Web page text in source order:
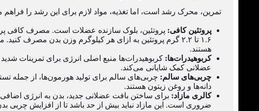
تمرین، محرک رشد است، اما تغذیه، مواد لازم برای این رشد را فراهم
پروتئین کافی: پروتئین، بلوک سازنده عضلات است. مصرف کافی
۱.۶ تا ۲.۲ گرم پروتئین به ازای هر کیلوگرم وزن بدن
هستند.
کربوهیدرات‌ها: کربوهیدرات‌ها منبع اصلی انرژی برای تمرینات
عضلانی کمک شایانی می‌کند.
چربی‌های سالم: چربی‌های سالم برای تولید هورمون‌ها، از
دانه‌ها و روغن زیتون هستند.
کالری مازاد: برای ساختن بافت عضلانی جدید، بدن به انرژی اضافی
ضروری است. این مازاد نباید بیش از حد باشد تا از افزایش چربی